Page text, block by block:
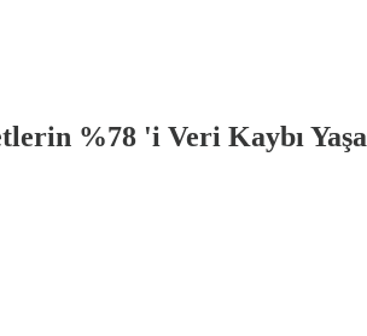
%78 'i Veri Kaybı